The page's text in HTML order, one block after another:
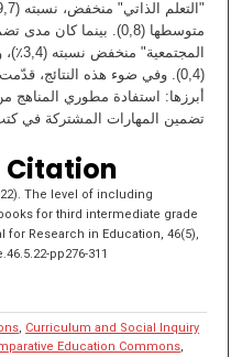
متوسطها (0,8). بينما
(0,4). وفي ضوء هذه النتائج،
أبرزها: استفادة مطوري المناهج
تضمين المهارات المشتركة في
Citation
The level of including
for third intermediate grade
Research in Education, 46(5),
pp276-311
, Curriculum and Social Inquiry
Education Commons,